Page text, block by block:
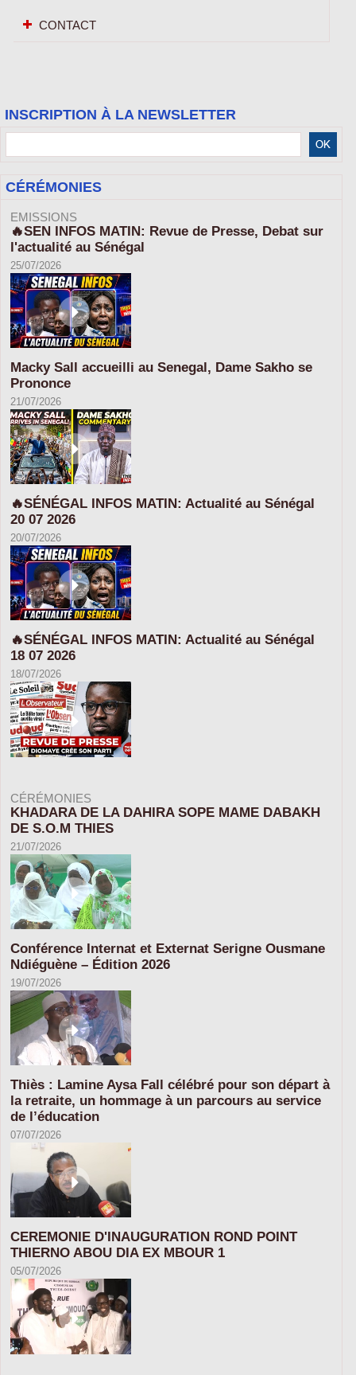
CONTACT
INSCRIPTION À LA NEWSLETTER
CÉRÉMONIES
EMISSIONS
🔥SEN INFOS MATIN: Revue de Presse, Debat sur
l'actualité au Sénégal
25/07/2026
Macky Sall accueilli au Senegal, Dame Sakho se
Prononce
21/07/2026
🔥SÉNÉGAL INFOS MATIN: Actualité au Sénégal
20 07 2026
20/07/2026
🔥SÉNÉGAL INFOS MATIN: Actualité au Sénégal
18 07 2026
18/07/2026
CÉRÉMONIES
KHADARA DE LA DAHIRA SOPE MAME DABAKH
DE S.O.M THIES
21/07/2026
Conférence Internat et Externat Serigne Ousmane
Ndiéguène – Édition 2026
19/07/2026
Thiès : Lamine Aysa Fall célébré pour son départ à
la retraite, un hommage à un parcours au service
de l’éducation
07/07/2026
CEREMONIE D'INAUGURATION ROND POINT
THIERNO ABOU DIA EX MBOUR 1
05/07/2026